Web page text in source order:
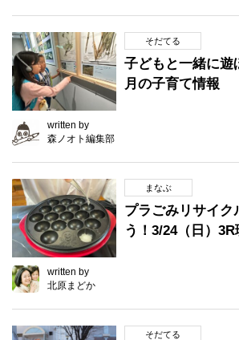
そだてる
子どもと一緒に遊
月の子育て情報
written by
森ノオト編集部
まなぶ
プラごみリサイク
う！3/24（日）
written by
北原まどか
そだてる